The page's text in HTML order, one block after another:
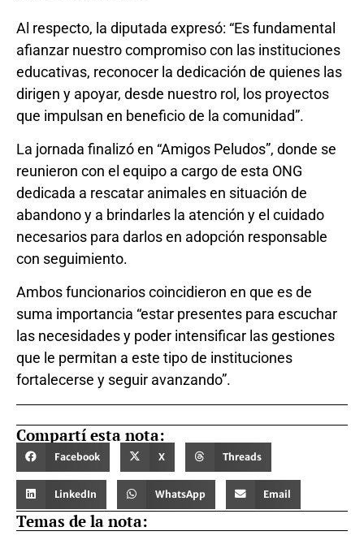
Al respecto, la diputada expresó: “Es fundamental
afianzar nuestro compromiso con las instituciones
educativas, reconocer la dedicación de quienes las
dirigen y apoyar, desde nuestro rol, los proyectos
que impulsan en beneficio de la comunidad”.
La jornada finalizó en “Amigos Peludos”, donde se
reunieron con el equipo a cargo de esta ONG
dedicada a rescatar animales en situación de
abandono y a brindarles la atención y el cuidado
necesarios para darlos en adopción responsable
con seguimiento.
Ambos funcionarios coincidieron en que es de
suma importancia “estar presentes para escuchar
las necesidades y poder intensificar las gestiones
que le permitan a este tipo de instituciones
fortalecerse y seguir avanzando”.
Compartí esta nota:
Facebook X Threads
LinkedIn WhatsApp Email
Temas de la nota: